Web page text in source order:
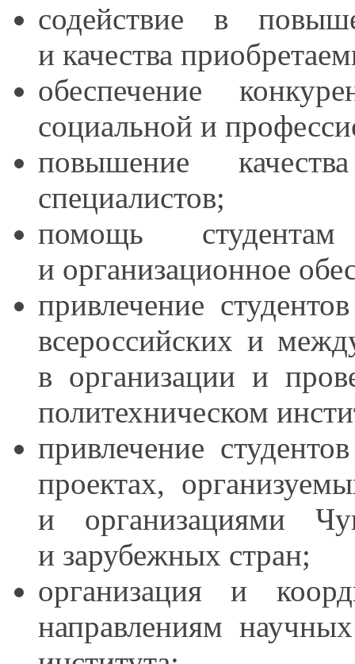
содействие в
и качества
обеспечение
социальной и
повышение
специалистов;
помощь
и организационное
привлечение
всероссийских и
в организации и
политехническом
привлечение
проектах,
и организациями
и зарубежных стран;
организацияи
направлениям